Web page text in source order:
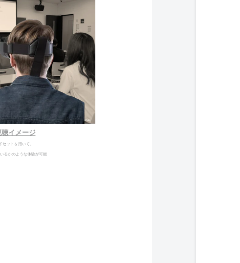
イメージ
セットを用いて、
るかのような体験が可能